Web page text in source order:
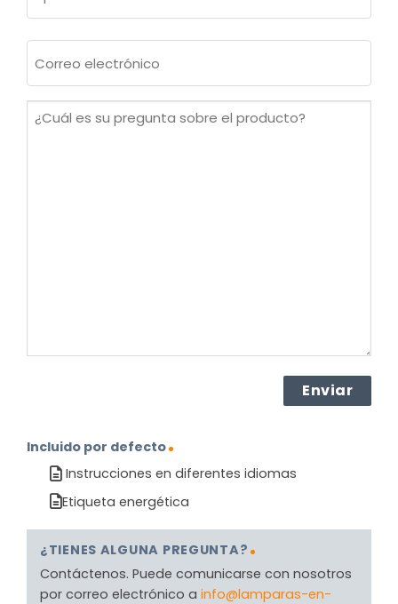
electrónico
¿Cuál
Incluido por defecto
Instrucciones en diferentes idiomas
Etiqueta energética
¿TIENES ALGUNA PREGUNTA?
Contáctenos. Puede comunicarse con nosotros
por correo electrónico a info@lamparas-en-